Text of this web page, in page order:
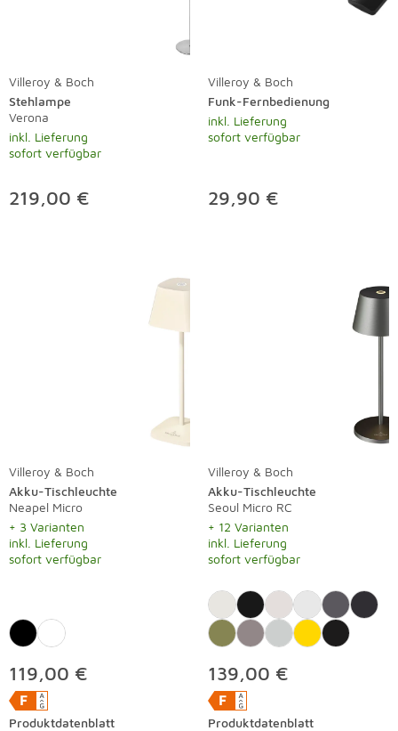
Villeroy & Boch
Stehlampe
Verona
inkl. Lieferung
sofort verfügbar
219,00 €
Villeroy & Boch
Funk-Fernbedienung
inkl. Lieferung
sofort verfügbar
29,90 €
Villeroy & Boch
Akku-Tischleuchte
Neapel Micro
+ 3 Varianten
inkl. Lieferung
sofort verfügbar
119,00 €
Produktdatenblatt
Villeroy & Boch
Akku-Tischleuchte
Seoul Micro RC
+ 12 Varianten
inkl. Lieferung
sofort verfügbar
139,00 €
Produktdatenblatt